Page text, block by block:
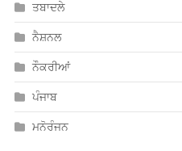
ਤਬਾਦਲੇ
ਨੈਸ਼ਨਲ
ਨੌਕਰੀਆਂ
ਪੰਜਾਬ
ਮਨੋਰੰਜਨ